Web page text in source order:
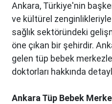
Ankara, Türkiye'nin
ve kültürel
sağlık sektöründeki
öne çıkan bir şehirdir.
gelen tüp bebek
doktorları hakkında
Ankara Tüp Bebek